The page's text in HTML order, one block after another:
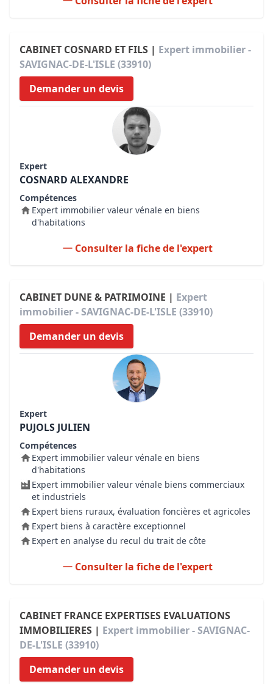
CABINET COSNARD ET FILS | Expert immobilier -
SAVIGNAC-DE-L'ISLE (33910)
Demander un devis
Expert
COSNARD ALEXANDRE
Compétences
Expert immobilier valeur vénale en biens
d'habitations
Consulter la fiche de l'expert
CABINET DUNE & PATRIMOINE | Expert
immobilier - SAVIGNAC-DE-L'ISLE (33910)
Demander un devis
Expert
PUJOLS JULIEN
Compétences
Expert immobilier valeur vénale en biens
d'habitations
Expert immobilier valeur vénale biens commerciaux
et industriels
Expert biens ruraux, évaluation foncières et agricoles
Expert biens à caractère exceptionnel
Expert en analyse du recul du trait de côte
Consulter la fiche de l'expert
CABINET FRANCE EXPERTISES EVALUATIONS
IMMOBILIERES | Expert immobilier - SAVIGNAC-
DE-L'ISLE (33910)
Demander un devis